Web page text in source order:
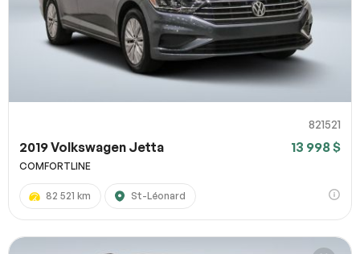
821521
2019 Volkswagen Jetta 13 998 $
COMFORTLINE
82 521 km St-Léonard